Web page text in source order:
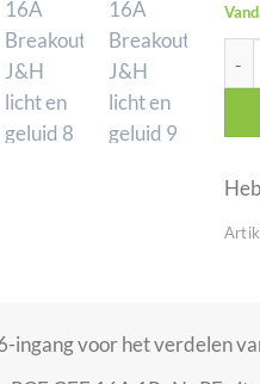
ingang voor het verdelen